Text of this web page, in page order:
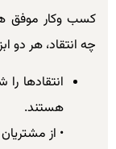
کسب وکار موفق
چه انتقاد، هر دو
انتقادها
هستند.
• از